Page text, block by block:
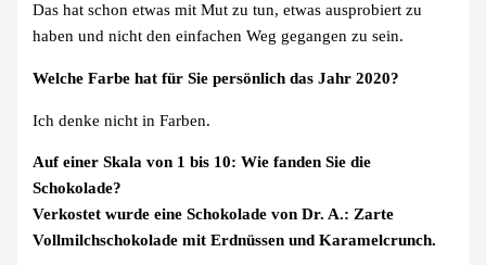
Das hat schon etwas mit Mut zu tun, etwas ausprobiert zu
haben und nicht den einfachen Weg gegangen zu sein.
Welche Farbe hat für Sie persönlich das Jahr 2020?
Ich denke nicht in Farben.
Auf einer Skala von 1 bis 10: Wie fanden Sie die
Schokolade?
Verkostet wurde eine Schokolade von Dr. A.: Zarte
Vollmilchschokolade mit Erdnüssen und Karamelcrunch.